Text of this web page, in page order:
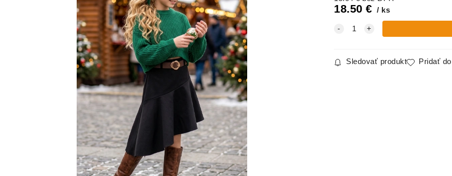
18.50 € ks
Sledovať produkt Pridať